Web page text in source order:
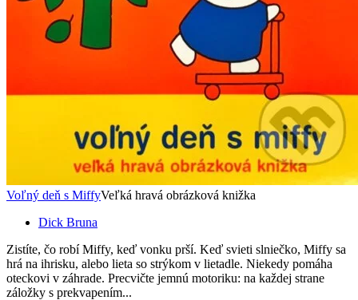
Voľný deň s MiffyVeľká hravá obrázková knižka
Dick Bruna
Zistíte, čo robí Miffy, keď vonku prší. Keď svieti slniečko, Miffy sa
hrá na ihrisku, alebo lieta so strýkom v lietadle. Niekedy pomáha
oteckovi v záhrade. Precvičte jemnú motoriku: na každej strane
záložky s prekvapením...